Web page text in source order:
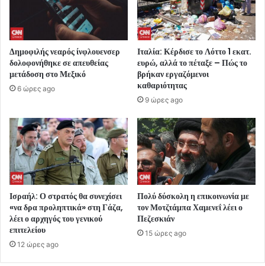
Δημοφιλής νεαρός ίνφλουενσερ
δολοφονήθηκε σε απευθείας
μετάδοση στο Μεξικό
6 ώρες ago
Ιταλία: Κέρδισε το Λόττο 1 εκατ.
ευρώ, αλλά το πέταξε – Πώς το
βρήκαν εργαζόμενοι
καθαριότητας
9 ώρες ago
Ισραήλ: Ο στρατός θα συνεχίσει
«να δρα προληπτικά» στη Γάζα,
λέει ο αρχηγός του γενικού
επιτελείου
12 ώρες ago
Πολύ δύσκολη η επικοινωνία με
τον Μοτζτάμπα Χαμενεΐ λέει ο
Πεζεσκιάν
15 ώρες ago